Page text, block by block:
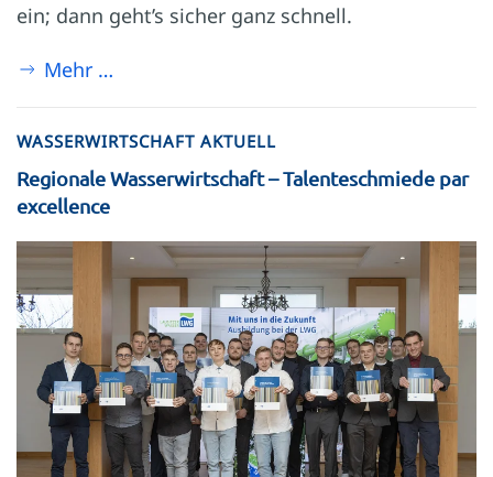
ein; dann geht’s sicher ganz schnell.
Mehr …
WASSERWIRTSCHAFT AKTUELL
Regionale Wasserwirtschaft – Talenteschmiede par
excellence